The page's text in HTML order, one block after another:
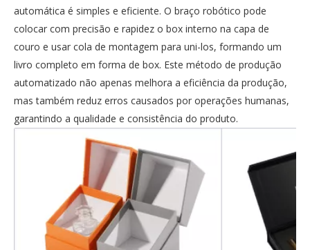
automática é simples e eficiente. O braço robótico pode
colocar com precisão e rapidez o box interno na capa de
couro e usar cola de montagem para uni-los, formando um
livro completo em forma de box. Este método de produção
automatizado não apenas melhora a eficiência da produção,
mas também reduz erros causados ​​por operações humanas,
garantindo a qualidade e consistência do produto.